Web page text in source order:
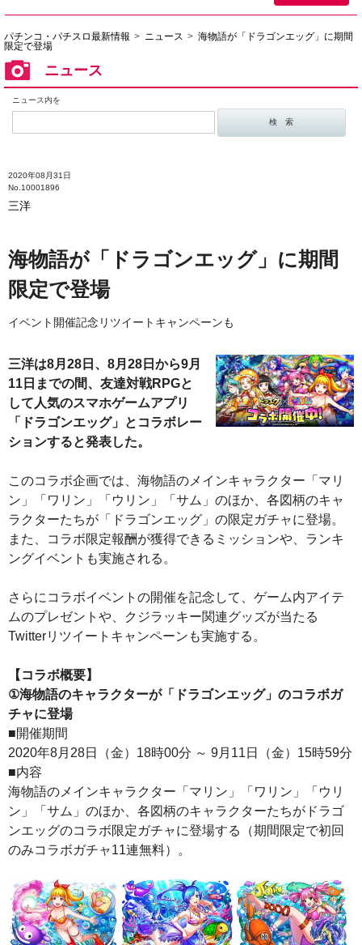
パチンコ・パチスロ最新情報 ニュース
海物語が「ドラゴンエッグ」に期間
限定で登場
ニュース
ニュース内を
2020年08月31日
No.10001896
三洋
海物語が「ドラゴンエッグ」に期間
限定で登場
イベント開催記念リツイートキャンペーンも
三洋は8月28日、8月28日から9月
11日までの間、友達対戦RPGと
して人気のスマホゲームアプリ
「ドラゴンエッグ」とコラボレー
ションすると発表した。
このコラボ企画では、海物語のメインキャラクター「マリ
ン」「ワリン」「ウリン」「サム」のほか、各図柄のキャ
ラクターたちが「ドラゴンエッグ」の限定ガチャに登場。
また、コラボ限定報酬が獲得できるミッションや、ランキ
ングイベントも実施される。
さらにコラボイベントの開催を記念して、ゲーム内アイテ
ムのプレゼントや、クジラッキー関連グッズが当たる
Twitterリツイートキャンペーンも実施する。
【コラボ概要】
①海物語のキャラクターが「ドラゴンエッグ」のコラボガ
チャに登場
■開催期間
2020年8月28日（金）18時00分 ～ 9月11日（金）15時59分
■内容
海物語のメインキャラクター「マリン」「ワリン」「ウリ
ン」「サム」のほか、各図柄のキャラクターたちがドラゴ
ンエッグのコラボ限定ガチャに登場する（期間限定で初回
のみコラボガチャ11連無料）。